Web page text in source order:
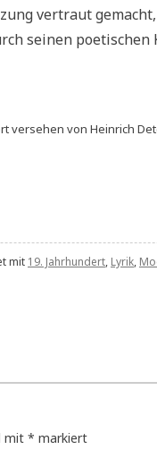
vertraut
seinen poetischen
versehen von Heinrich
mit 19. Jahrhundert, Lyrik,
mit * markiert